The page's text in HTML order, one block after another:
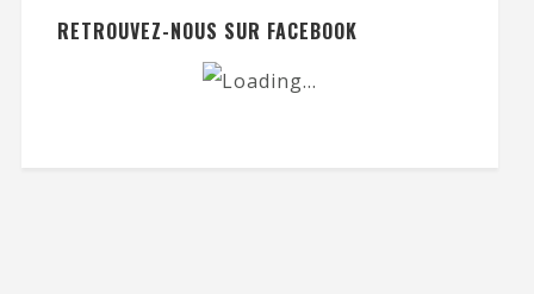
RETROUVEZ-NOUS SUR FACEBOOK